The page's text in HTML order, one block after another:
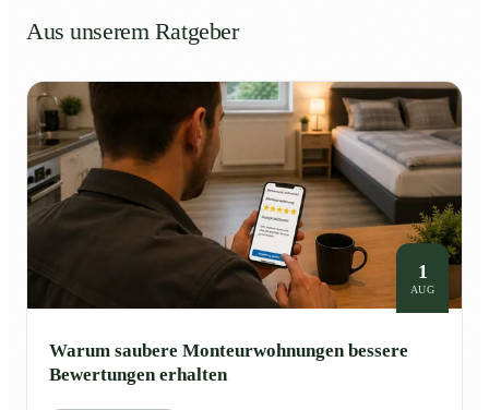
Aus unserem Ratgeber
1
AUG
Warum saubere Monteurwohnungen bessere
Bewertungen erhalten